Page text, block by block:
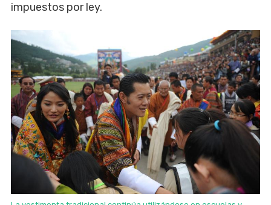
impuestos por ley.